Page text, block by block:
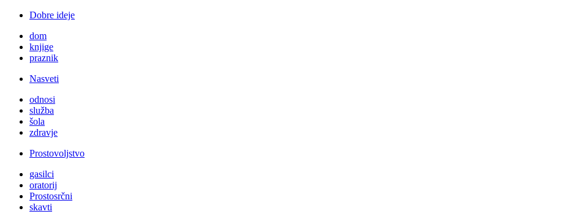
Dobre ideje
dom
knjige
praznik
Nasveti
odnosi
služba
šola
zdravje
Prostovoljstvo
gasilci
oratorij
Prostosrčni
skavti